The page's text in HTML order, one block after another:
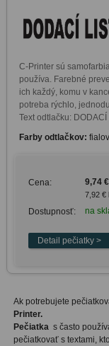
C-Printer sú
používa. Farebné
ich každý, komu v
potreba rýchlo,
Text odtlačku:
Farby odtlačkov:
Cena: 9,74
7,92 €
Dostupnosť: na
Ak potrebujete
Printer.
Pečiatkas často
pečiatkovať s textami,